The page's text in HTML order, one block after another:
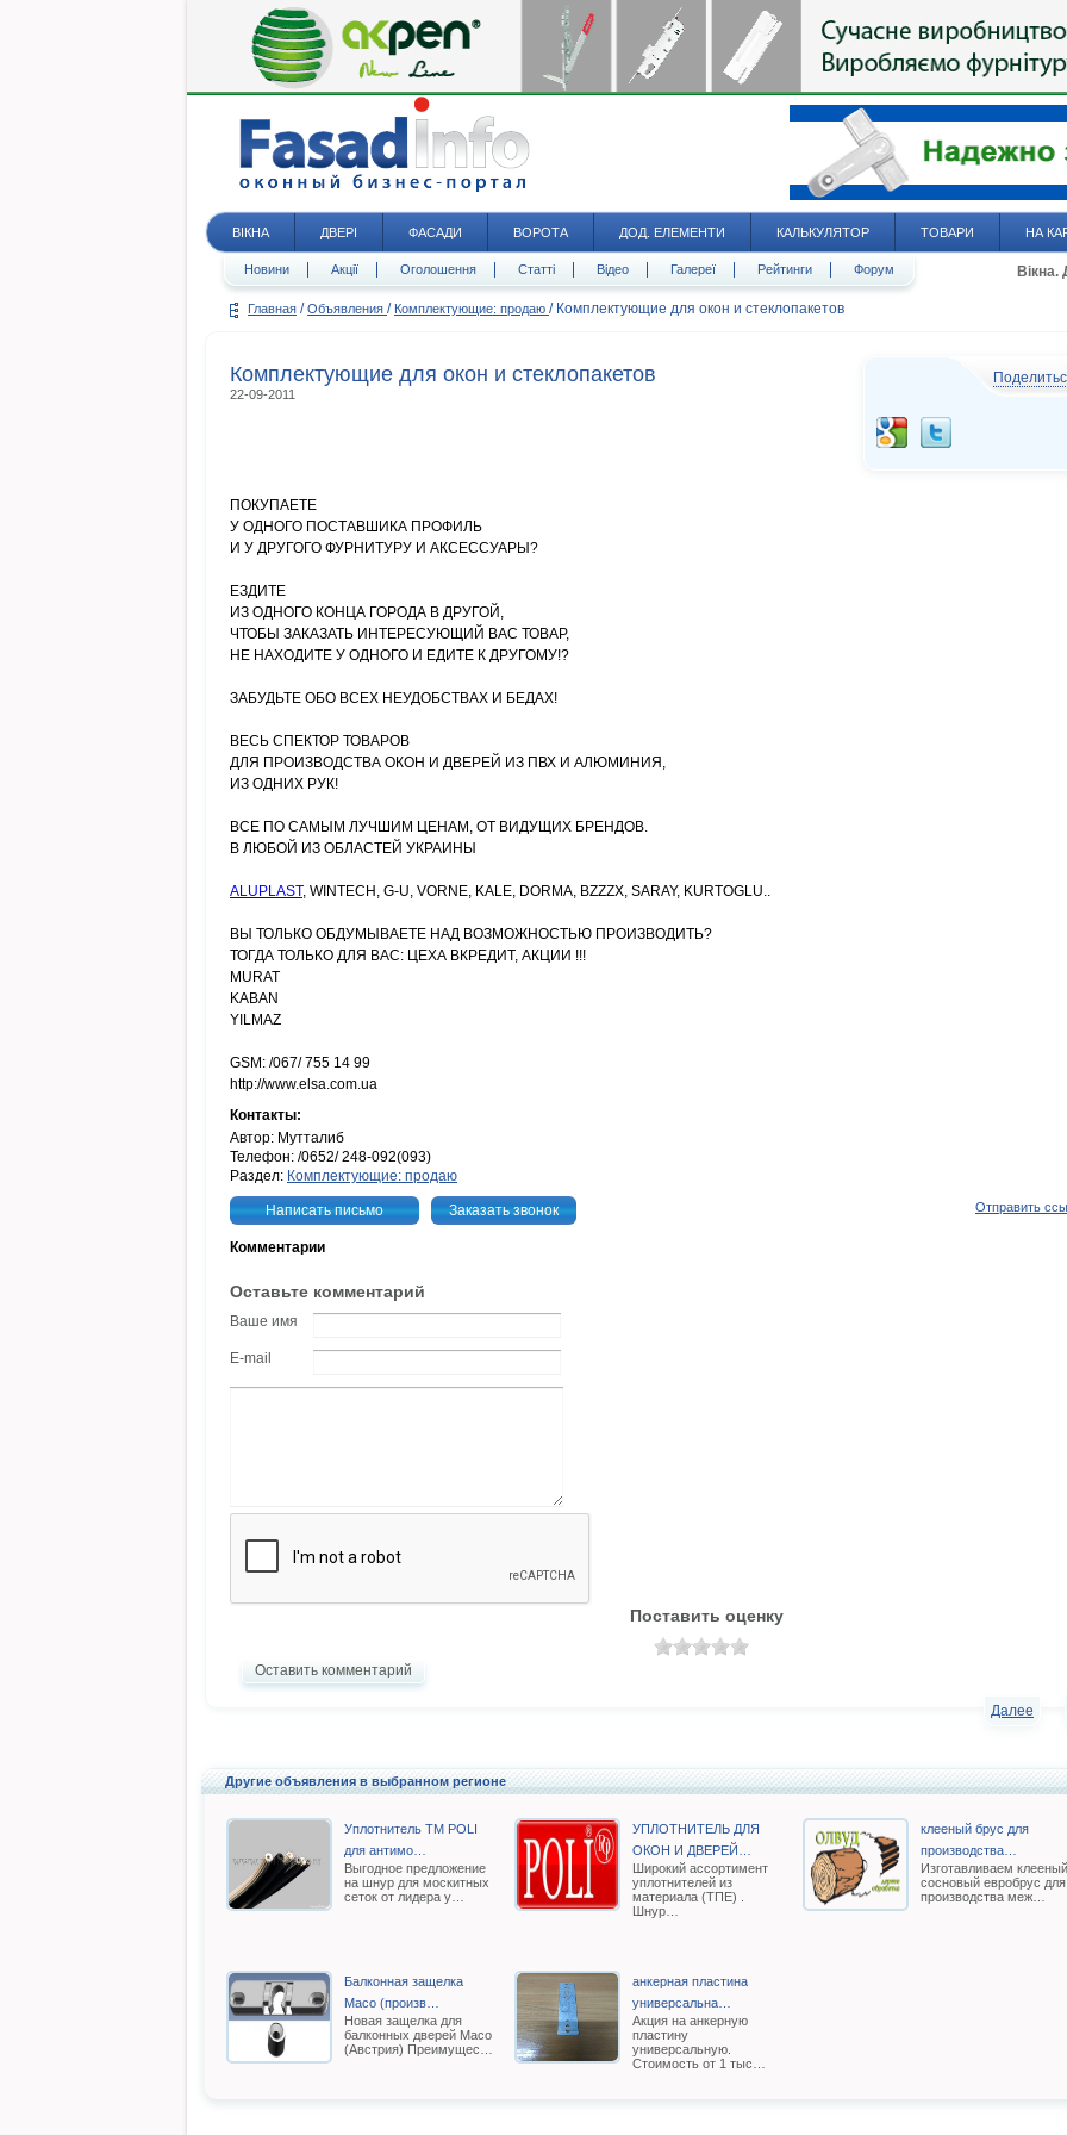
ВІКНА ДВЕРІ ФАСАДИ ВОРОТА ДОД. ЕЛЕМЕНТИ КАЛЬКУЛЯТОР ТОВАРИ НА
Новини Акції Оголошення Статті Відео Галереї Рейтинги Форум Вікна.
Главная / Объявления / Комплектующие: продаю / Комплектующие для окон и стеклопакетов
Комплектующие для окон и стеклопакетов
22-09-2011
ПОКУПАЕТЕ
У ОДНОГО ПОСТАВШИКА ПРОФИЛЬ
И У ДРУГОГО ФУРНИТУРУ И АКСЕССУАРЫ?
ЕЗДИТЕ
ИЗ ОДНОГО КОНЦА ГОРОДА В ДРУГОЙ,
ЧТОБЫ ЗАКАЗАТЬ ИНТЕРЕСУЮЩИЙ ВАС ТОВАР,
НЕ НАХОДИТЕ У ОДНОГО И ЕДИТЕ К ДРУГОМУ!?
ЗАБУДЬТЕ ОБО ВСЕХ НЕУДОБСТВАХ И БЕДАХ!
ВЕСЬ СПЕКТОР ТОВАРОВ
ДЛЯ ПРОИЗВОДСТВА ОКОН И ДВЕРЕЙ ИЗ ПВХ И АЛЮМИНИЯ,
ИЗ ОДНИХ РУК!
ВСЕ ПО САМЫМ ЛУЧШИМ ЦЕНАМ, ОТ ВИДУЩИХ БРЕНДОВ.
В ЛЮБОЙ ИЗ ОБЛАСТЕЙ УКРАИНЫ
ALUPLAST, WINTECH, G-U, VORNE, KALE, DORMA, BZZZX, SARAY, KURTOGLU..
ВЫ ТОЛЬКО ОБДУМЫВАЕТЕ НАД ВОЗМОЖНОСТЬЮ ПРОИЗВОДИТЬ?
ТОГДА ТОЛЬКО ДЛЯ ВАС: ЦЕХА ВКРЕДИТ, АКЦИИ !!!
MURAT
KABAN
YILMAZ
GSM: /067/ 755 14 99
http://www.elsa.com.ua
Контакты:
Автор: Мутталиб
Телефон: /0652/ 248-092(093)
Раздел: Комплектующие: продаю
Написать письмо Заказать звонок Отправить
Комментарии
Оставьте комментарий
Ваше имя
E-mail
Поставить оценку
Оставить комментарий
Далее
Другие объявления в выбранном регионе
Уплотнитель TM POLI
для антимо…
Выгодное предложение
на шнур для москитных
сеток от лидера у…
УПЛОТНИТЕЛЬ ДЛЯ
ОКОН И ДВЕРЕЙ…
Широкий ассортимент
уплотнителей из
материала (ТПЕ) .
Шнур…
клееный брус для
производства…
Изготавливаем клееный
сосновый евробрус для
производства меж…
Балконная защелка
Масо (произв…
Новая защелка для
балконных дверей Масо
(Австрия) Преимущес…
анкерная пластина
универсальна…
Акция на анкерную
пластину
универсальную.
Стоимость от 1 тыс…